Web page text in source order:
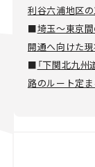
利谷六浦地区の
■埼玉～東京
開通へ向けた現
■ 「下関北九
路のルート定ま